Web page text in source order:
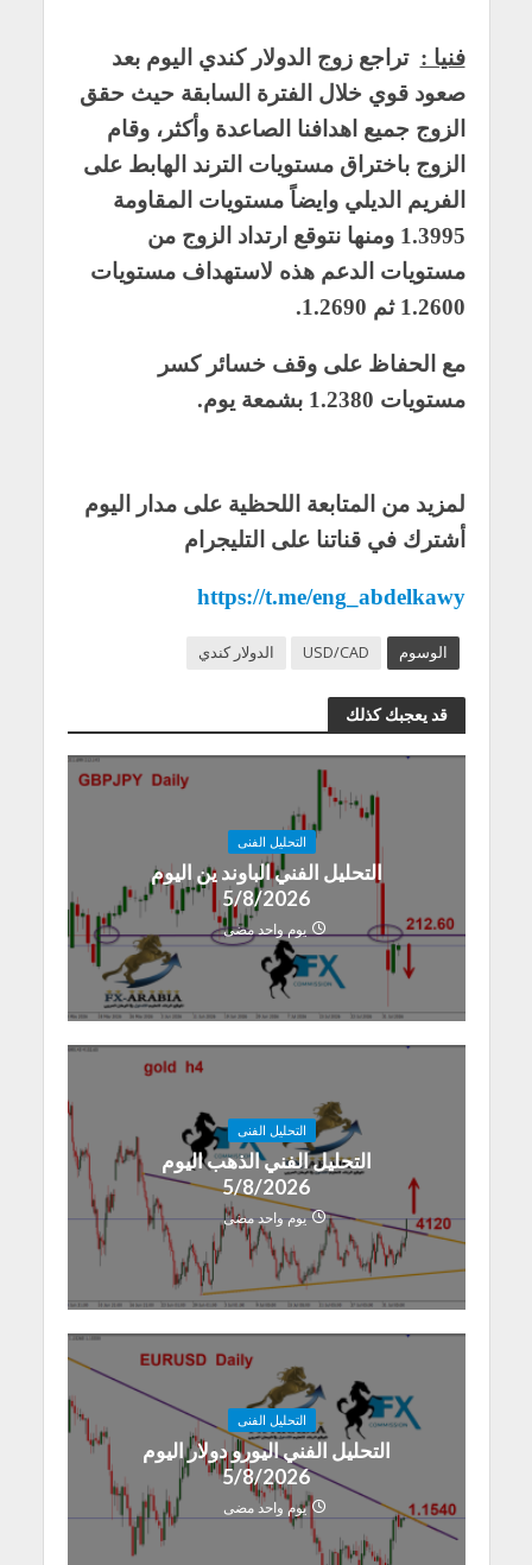
فنيا : تراجع زوج الدولار كندي اليوم بعد
صعود قوي خلال الفترة السابقة حيث حقق
الزوج جميع اهدافنا الصاعدة وأكثر، وقام
الزوج باختراق مستويات الترند الهابط على
الفريم الديلي وايضاً مستويات المقاومة
1.3995 ومنها نتوقع ارتداد الزوج من
مستويات الدعم هذه لاستهداف مستويات
1.2600 ثم 1.2690.
مع الحفاظ على وقف خسائر كسر
مستويات 1.2380 بشمعة يوم.
لمزيد من المتابعة اللحظية على مدار اليوم
أشترك في قناتنا على التليجرام
https://t.me/eng_abdelkawy
الوسوم USD/CAD الدولار كندي
قد يعجبك كذلك
التحليل الفنى
التحليل الفني الباوند ين اليوم
5/8/2026
يوم واحد مضى
التحليل الفنى
التحليل الفني الذهب اليوم
5/8/2026
يوم واحد مضى
التحليل الفنى
التحليل الفني اليورو دولار اليوم
5/8/2026
يوم واحد مضى